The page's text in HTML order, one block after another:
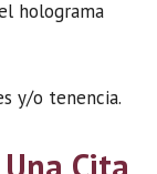
holograma
y/o tenencia.
Cita